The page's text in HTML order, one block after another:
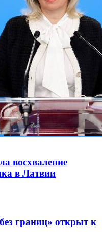
восхваление
в Латвии
границ» открыт к